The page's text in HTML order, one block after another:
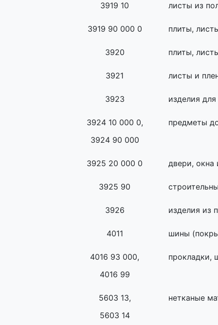
3919 10 листы из
3919 90 000 0 плиты,
3920 плиты,
3921 листы и
3923 изделия
3924 10 000 0,
3924 90 000
предметы
3925 20 000 0 двери, окна
3925 90
3926 изделия из
4011 шины
4016 93 000,
4016 99
прокладки,
5603 13,
5603 14
нетканые